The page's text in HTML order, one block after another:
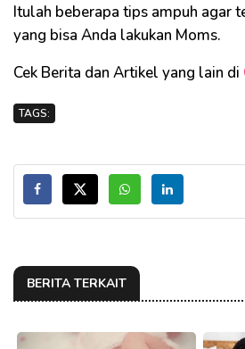
Itulah beberapa tips ampuh agar
yang bisa Anda lakukan Moms.
Cek Berita dan Artikel yang lain di
TAGS:
BERITA TERKAIT